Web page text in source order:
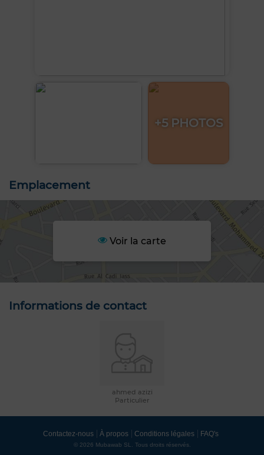
+5 PHOTOS
Emplacement
Voir la carte
Informations de contact
ahmed azizi
Particulier
Contactez-nous À propos Conditions légales FAQ's
© 2026 Mubawab SL. Tous droits réservés.